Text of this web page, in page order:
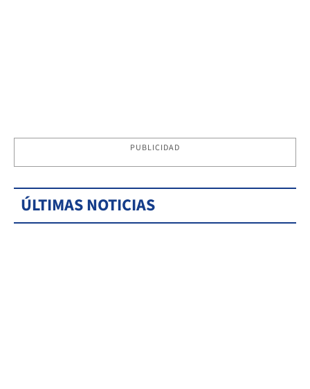
PUBLICIDAD
ÚLTIMAS NOTICIAS